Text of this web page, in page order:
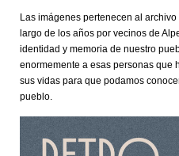
Las imágenes pertenecen al
largo de los años por vecinos de
identidad y memoria de nuestro
enormemente a esas personas que
sus vidas para que podamos
pueblo.